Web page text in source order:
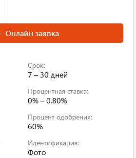
Онлайн заявка
Срок:
7 – 30 дней
Процентная ставка:
0% – 0.80%
Процент одобрения:
60%
Идентификация:
Фото